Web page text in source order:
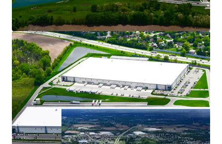
IMMEDIATE HIGHWAY ACCESS IN PROXIMITY TO
DEEP LABOR SHED